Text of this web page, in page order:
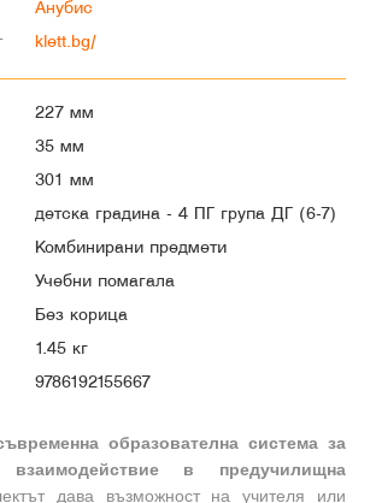
Анубис
klett.bg/
227 мм
35 мм
301 мм
детска градина - 4 ПГ група ДГ (6-7)
Комбинирани предмети
Учебни помагала
Без корица
1.45 кг
9786192155667
образователна система за
взаимодействие в предучилищна
дава възможност на учителя или